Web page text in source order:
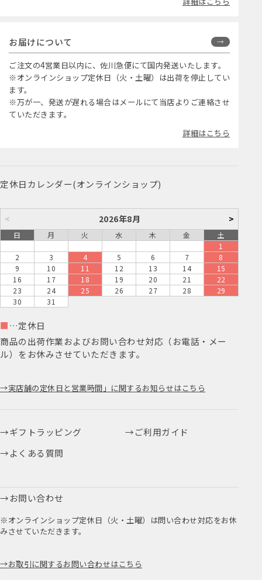
お届けについて
ご注文の4営業日以内に、佐川急便にて国内発送いたします。
※オンラインショップ定休日（火・土曜）は出荷を停止してい
ます。
※万が一、発送が遅れる場合はメールにて当店よりご連絡させ
ていただきます。
詳細はこちら
定休日カレンダー(オンラインショップ)
< 2026年8月 >
日 月 火 水 木 金
土
1
2
3 4 5 6 7
8
9
10 11 12 13 14
15
16
17 18 19 20 21
22
23
24 25 26 27 28
29
30
31
■ …定休日
商品の出荷作業およびお問い合わせ対応（お電話・メー
ル）をお休みさせていただきます。
実店舗の定休日と営業時間」に関するお知らせはこちら
ギフトラッピング
ご利用ガイド
よくある質問
お問い合わせ
※オンラインショップ定休日（火・土曜）は問い合わせ対応をお休
みさせていただきます。
お取引に関するお問い合わせはこちら